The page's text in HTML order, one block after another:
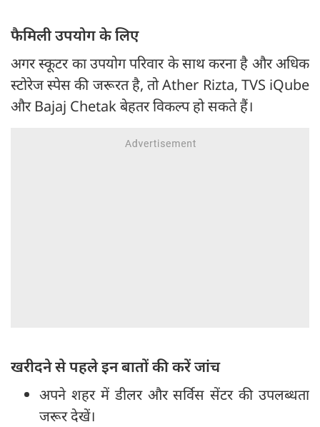
फैमिली उपयोग के लिए
अगर स्कूटर का उपयोग परिवार के साथ करना है और अधिक
स्टोरेज स्पेस की जरूरत है, तो Ather Rizta, TVS iQube
और Bajaj Chetak बेहतर विकल्प हो सकते हैं।
खरीदने से पहले इन बातों की करें जांच
अपने शहर में डीलर और सर्विस सेंटर की उपलब्धता
जरूर देखें।